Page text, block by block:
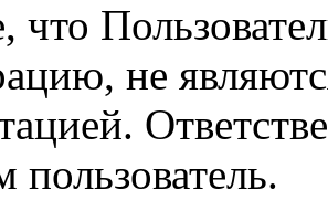
что
не
пользователь.